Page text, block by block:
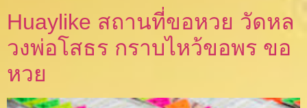
Huaylike สถานที่ขอหวย วัดหล
วงพ่อโสธร กราบไหว้ขอพร ขอ
หวย